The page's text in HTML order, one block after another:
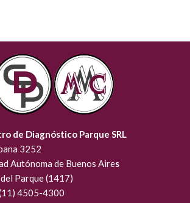
de Diagnóstico Parque SRL
3252
Autónoma de Buenos Aires
Parque (1417)
4505-4300